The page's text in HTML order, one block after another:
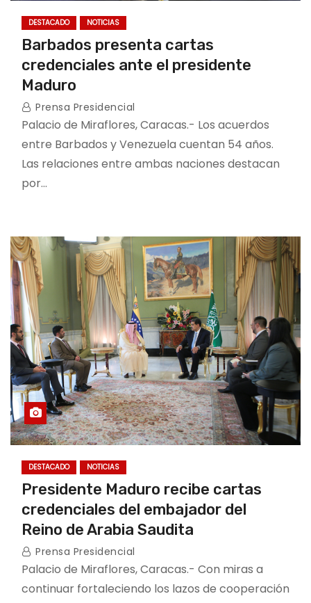
DESTACADO NOTICIAS
Barbados presenta cartas
credenciales ante el presidente
Maduro
Prensa Presidencial
Palacio de Miraflores, Caracas.- Los acuerdos
entre Barbados y Venezuela cuentan 54 años.
Las relaciones entre ambas naciones destacan
por…
DESTACADO NOTICIAS
Presidente Maduro recibe cartas
credenciales del embajador del
Reino de Arabia Saudita
Prensa Presidencial
Palacio de Miraflores, Caracas.- Con miras a
continuar fortaleciendo los lazos de cooperación